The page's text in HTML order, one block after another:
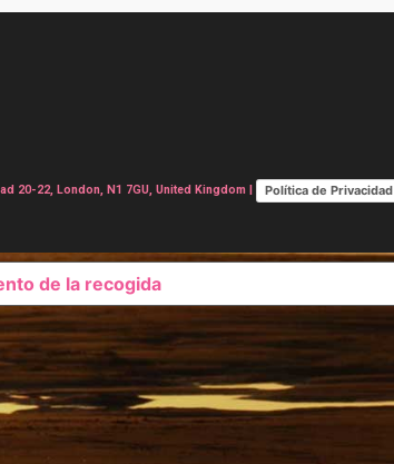
20-22, London, N1 7GU, United Kingdom | Política de Privacidad
de la recogida